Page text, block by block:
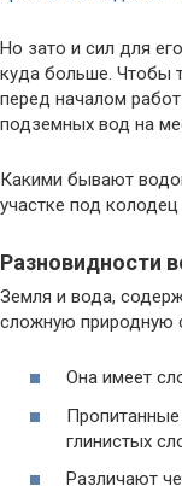
Но зато и сил для
куда больше. Чтобы
перед началом
подземных вод на
Какими бывают
участке под
Разновидности
Земля и вода,
сложную природную
Она имеет
глинистых
Различают